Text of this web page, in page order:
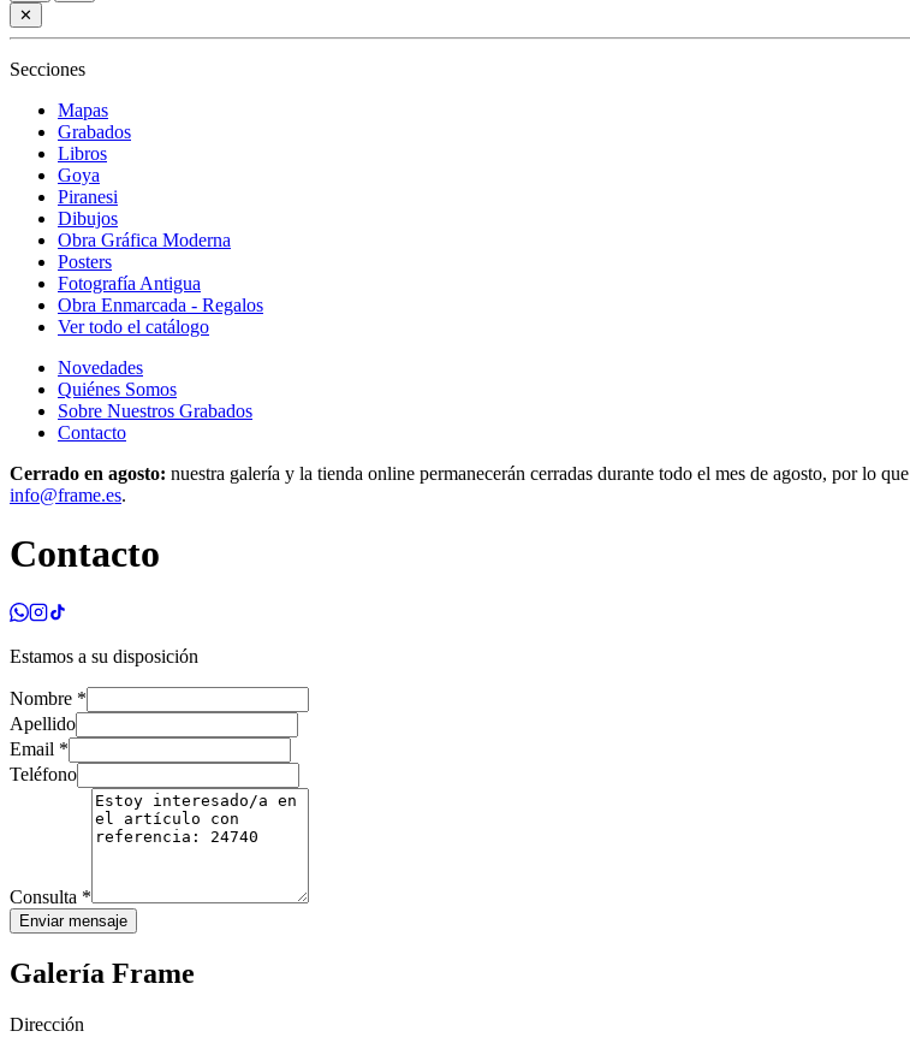
✕
Secciones
Mapas
Grabados
Libros
Goya
Piranesi
Dibujos
Obra Gráfica Moderna
Posters
Fotografía Antigua
Obra Enmarcada - Regalos
Ver todo el catálogo
Novedades
Quiénes Somos
Sobre Nuestros Grabados
Contacto
Cerrado en agosto: nuestra galería y la tienda online permanecerán cerradas durante todo el mes de agosto, por lo
info@frame.es.
Contacto
Estamos a su disposición
Nombre *
Apellido
Email *
Teléfono
Consulta *
Enviar mensaje
Galería Frame
Dirección